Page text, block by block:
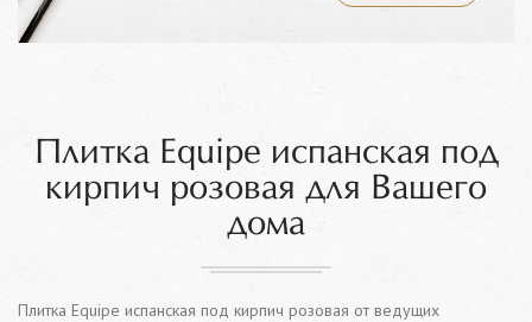
Плитка Equipe испанская под
кирпич розовая для Вашего
дома
Плитка Equipe испанская под кирпич розовая от ведущих